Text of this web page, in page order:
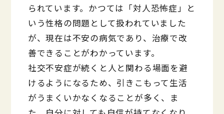
られています。かつては「対人恐怖症」と
いう性格の問題として扱われていました
が、現在は不安の病気であり、治療で改
善できることがわかっています。
社交不安症が続くと人と関わる場面を避
けるようになるため、引きこもって生活
がうまくいかなくなることが多く、ま